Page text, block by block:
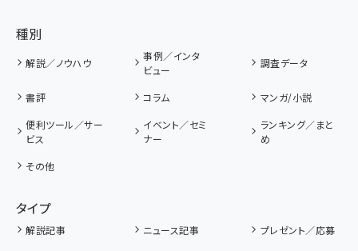
種別
解説／ノウハウ
事例／インタ
ビュー
調査データ
書評 コラム
マンガ/小説
便利ツール／サー
ビス
イベント／セミ
ナー
ランキング／まと
め
その他
タイプ
解説記事 ニュース記事
プレゼント／応募